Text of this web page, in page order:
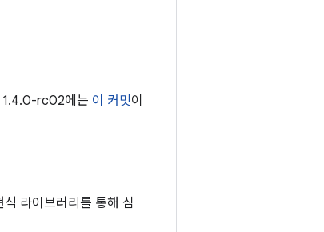
1.4.0-rc02에는 이 커밋이
식 라이브러리를 통해 심